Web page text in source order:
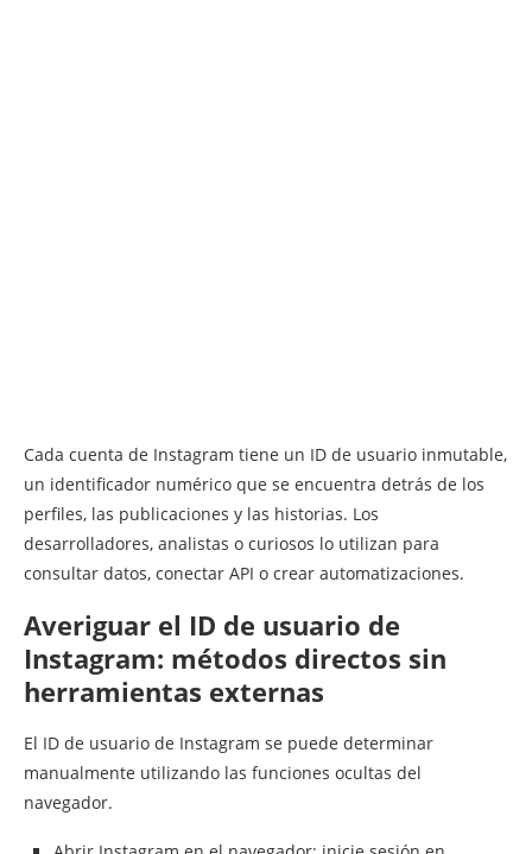
Cada cuenta de Instagram tiene un ID de usuario inmutable,
un identificador numérico que se encuentra detrás de los
perfiles, las publicaciones y las historias. Los
desarrolladores, analistas o curiosos lo utilizan para
consultar datos, conectar API o crear automatizaciones.
Averiguar el ID de usuario de
Instagram: métodos directos sin
herramientas externas
El ID de usuario de Instagram se puede determinar
manualmente utilizando las funciones ocultas del
navegador.